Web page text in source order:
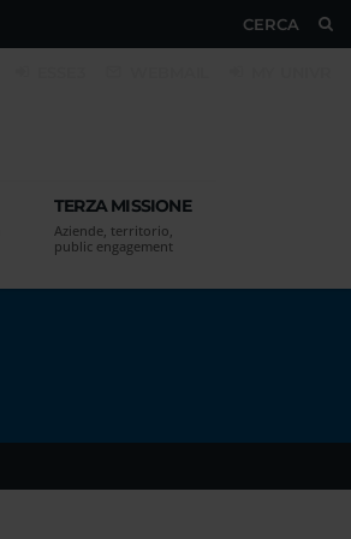
CERCA
TERZA MISSIONE
Aziende, territorio,
public engagement